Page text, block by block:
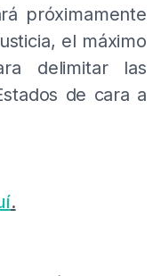
próximamente
el máximo
delimitar las
de cara a
.